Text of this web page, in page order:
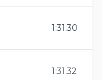
1:31.30
1:31.32